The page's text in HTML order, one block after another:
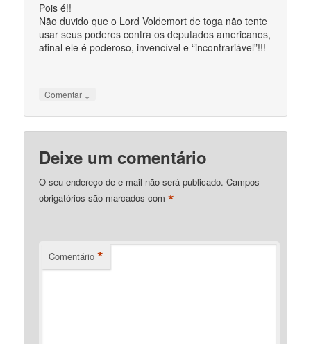
Pois é!!
Não duvido que o Lord Voldemort de toga não tente
usar seus poderes contra os deputados americanos,
afinal ele é poderoso, invencível e “incontrariável”!!!
Comentar ↓
Deixe um comentário
O seu endereço de e-mail não será publicado. Campos
obrigatórios são marcados com*
Comentário *